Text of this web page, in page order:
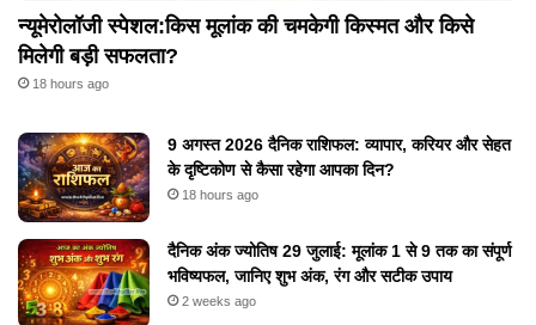
न्यूमेरोलॉजी स्पेशल:किस मूलांक की चमकेगी किस्मत और किसे
मिलेगी बड़ी सफलता?
18 hours ago
9 अगस्त 2026 दैनिक राशिफल: व्यापार, करियर और सेहत
के दृष्टिकोण से कैसा रहेगा आपका दिन?
18 hours ago
दैनिक अंक ज्योतिष 29 जुलाई: मूलांक 1 से 9 तक का संपूर्ण
भविष्यफल, जानिए शुभ अंक, रंग और सटीक उपाय
2 weeks ago